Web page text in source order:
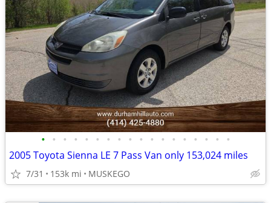
• • • • • • • • • • • • • • • • • •
2005 Toyota Sienna LE 7 Pass Van only 153,024 miles
7/31 153k mi MUSKEGO